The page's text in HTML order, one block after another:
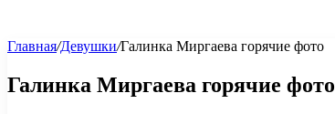
Главная/Девушки/Галинка Миргаева горячие фото
Галинка Миргаева горячие фото